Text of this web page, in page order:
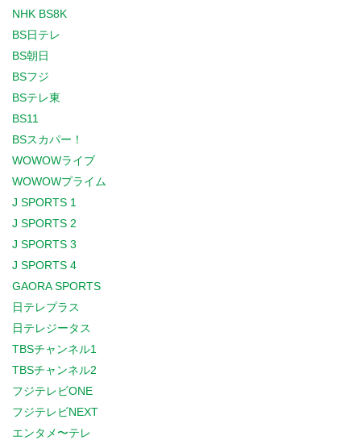
NHK BS8K
BS日テレ
BS朝日
BSフジ
BSテレ東
BS11
BSスカパー！
WOWOWライブ
WOWOWプライム
J SPORTS 1
J SPORTS 2
J SPORTS 3
J SPORTS 4
GAORA SPORTS
日テレプラス
日テレジータス
TBSチャンネル1
TBSチャンネル2
フジテレビONE
フジテレビNEXT
エンタメ〜テレ